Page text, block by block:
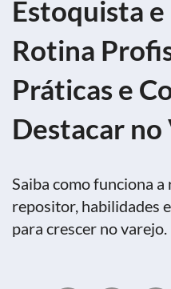
Estoquista
Rotina
Práticas e
Destacar no
Saiba como funciona
repositor, habilidades
para crescer no varejo.